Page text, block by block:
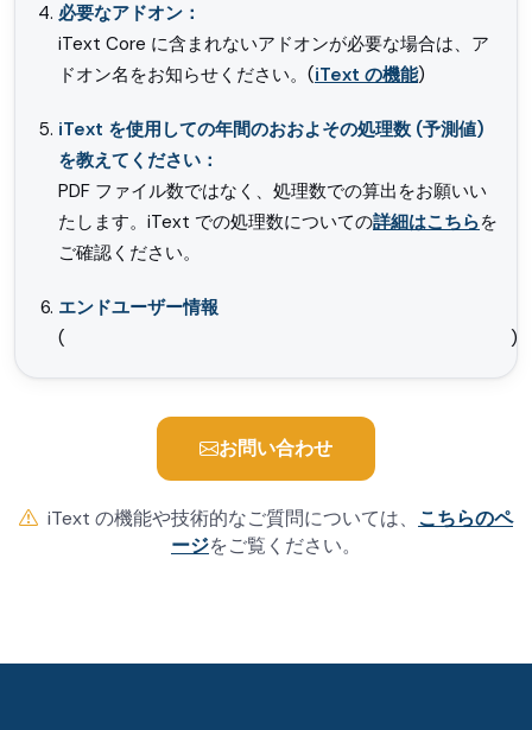
必要なアドオン：
iText Core に含まれないアドオンが必要な場合は、ア
ドオン名をお知らせください。(iText の機能)
iText を使用しての年間のおおよその処理数 (予測値)
を教えてください：
PDF ファイル数ではなく、処理数での算出をお願いい
たします。iText での処理数についての詳細はこちらを
ご確認ください。
エンドユーザー情報
( )
お問い合わせ
iText の機能や技術的なご質問については、 こちらのペ
ージをご覧ください。